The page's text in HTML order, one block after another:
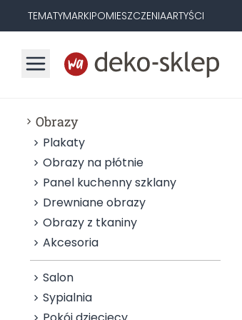
TEMATYMARKIPOMIESZCZENIAARTYŚCI
Obrazy
Plakaty
Obrazy na płótnie
Panel kuchenny szklany
Drewniane obrazy
Obrazy z tkaniny
Akcesoria
Salon
Sypialnia